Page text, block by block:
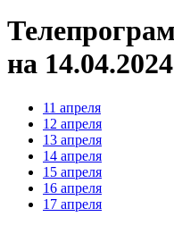
на 14.04.2024
11 апреля
12 апреля
13 апреля
14 апреля
15 апреля
16 апреля
17 апреля